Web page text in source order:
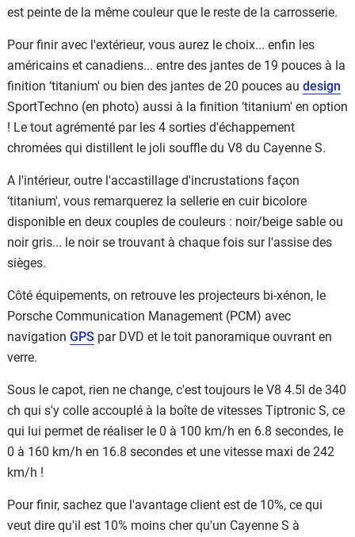
est peinte de la même couleur que le reste de la carrosserie.
Pour finir avec l'extérieur, vous aurez le choix... enfin les
américains et canadiens... entre des jantes de 19 pouces à la
finition ‘titanium' ou bien des jantes de 20 pouces au design
SportTechno (en photo) aussi à la finition ‘titanium' en option
! Le tout agrémenté par les 4 sorties d'échappement
chromées qui distillent le joli souffle du V8 du Cayenne S.
A l'intérieur, outre l'accastillage d'incrustations façon
‘titanium', vous remarquerez la sellerie en cuir bicolore
disponible en deux couples de couleurs : noir/beige sable ou
noir gris... le noir se trouvant à chaque fois sur l'assise des
sièges.
Côté équipements, on retrouve les projecteurs bi-xénon, le
Porsche Communication Management (PCM) avec
navigation GPS par DVD et le toit panoramique ouvrant en
verre.
Sous le capot, rien ne change, c'est toujours le V8 4.5l de 340
ch qui s'y colle accouplé à la boîte de vitesses Tiptronic S, ce
qui lui permet de réaliser le 0 à 100 km/h en 6.8 secondes, le
0 à 160 km/h en 16.8 secondes et une vitesse maxi de 242
km/h !
Pour finir, sachez que l'avantage client est de 10%, ce qui
veut dire qu'il est 10% moins cher qu'un Cayenne S à